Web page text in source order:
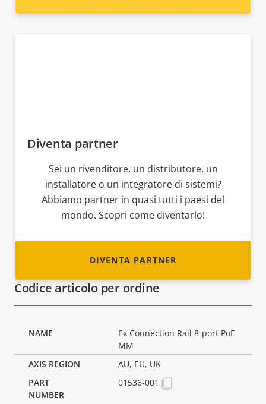
Diventa partner
Sei un rivenditore, un distributore, un
installatore o un integratore di sistemi?
Abbiamo partner in quasi tutti i paesi del
mondo. Scopri come diventarlo!
DIVENTA PARTNER
Codice articolo per ordine
Ex Connection Rail 8-port PoE
MM
AU, EU, UK
01536-001